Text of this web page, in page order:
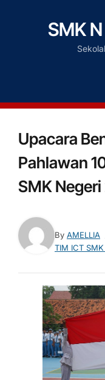
SMK
Upacara
Pahlawan
SMK
By AMELLIA
TIM ICT